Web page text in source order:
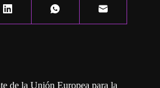
de la Unión Europea para la